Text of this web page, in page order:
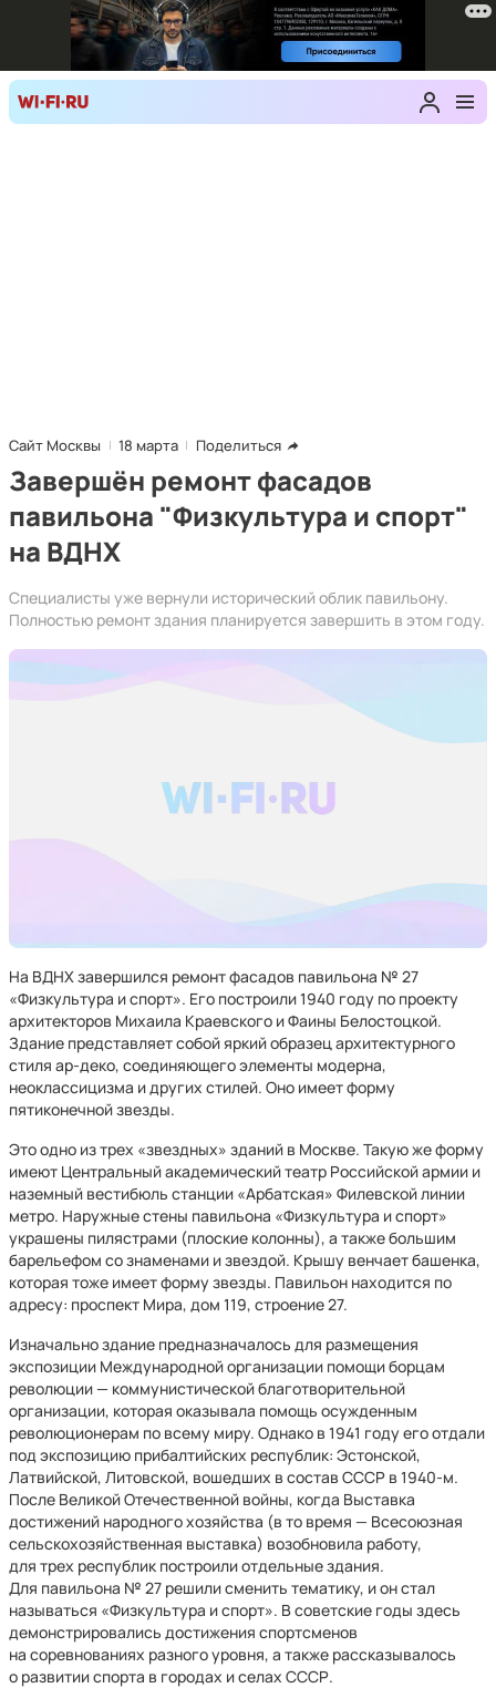
Сайт Москвы 18 марта Поделиться
Завершён ремонт фасадов
павильона "Физкультура и спорт"
на ВДНХ
Специалисты уже вернули исторический облик павильону.
Полностью ремонт здания планируется завершить в этом году.
На ВДНХ завершился ремонт фасадов павильона № 27
«Физкультура и спорт». Его построили 1940 году по проекту
архитекторов Михаила Краевского и Фаины Белостоцкой.
Здание представляет собой яркий образец архитектурного
стиля ар-деко, соединяющего элементы модерна,
неоклассицизма и других стилей. Оно имеет форму
пятиконечной звезды.
Это одно из трех «звездных» зданий в Москве. Такую же форму
имеют Центральный академический театр Российской армии и
наземный вестибюль станции «Арбатская» Филевской линии
метро. Наружные стены павильона «Физкультура и спорт»
украшены пилястрами (плоские колонны), а также большим
барельефом со знаменами и звездой. Крышу венчает башенка,
которая тоже имеет форму звезды. Павильон находится по
адресу: проспект Мира, дом 119, строение 27.
Изначально здание предназначалось для размещения
экспозиции Международной организации помощи борцам
революции — коммунистической благотворительной
организации, которая оказывала помощь осужденным
революционерам по всему миру. Однако в 1941 году его отдали
под экспозицию прибалтийских республик: Эстонской,
Латвийской, Литовской, вошедших в состав СССР в 1940-м.
После Великой Отечественной войны, когда Выставка
достижений народного хозяйства (в то время — Всесоюзная
сельскохозяйственная выставка) возобновила работу,
для трех республик построили отдельные здания.
Для павильона № 27 решили сменить тематику, и он стал
называться «Физкультура и спорт». В советские годы здесь
демонстрировались достижения спортсменов
на соревнованиях разного уровня, а также рассказывалось
о развитии спорта в городах и селах СССР.